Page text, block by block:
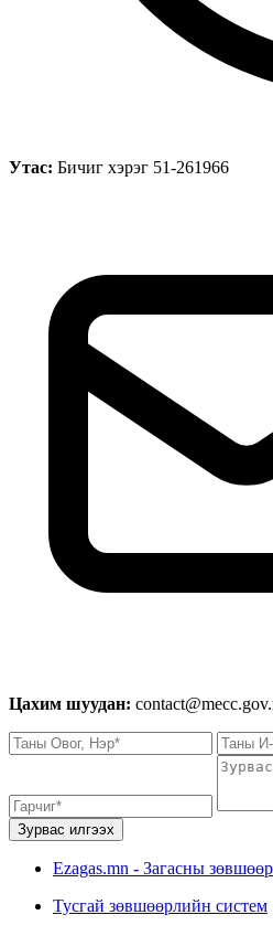
Утас: Бичиг хэрэг 51-261966
Цахим шуудан:
Зурвас илгээх
Ezagas.mn - Загасны
Тусгай зөвшөөрлийн систем